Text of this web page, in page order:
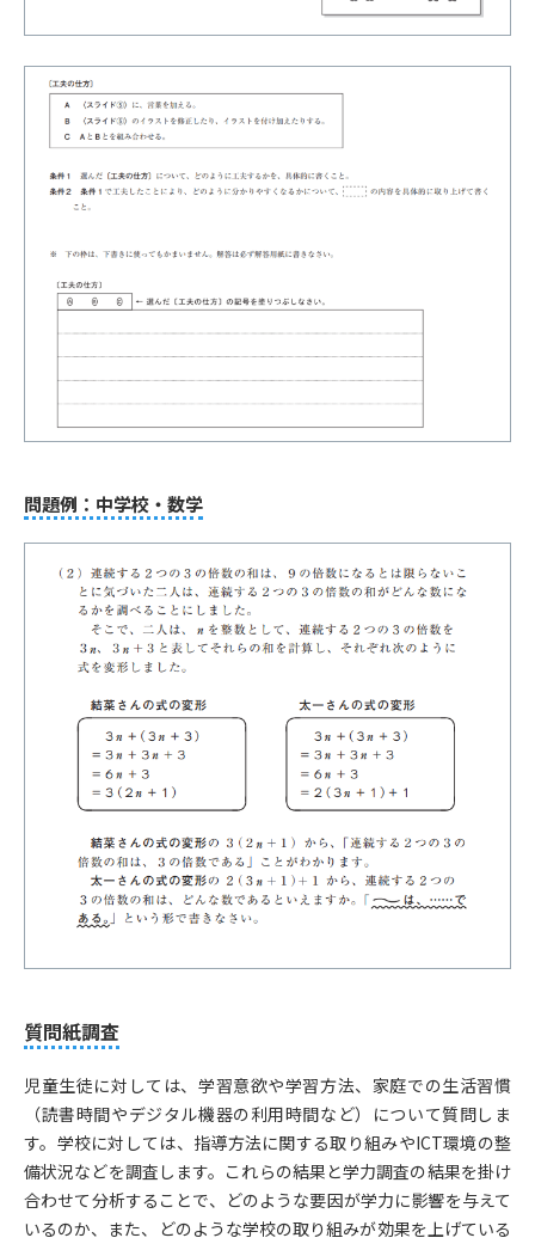
問題例：中学校・数学
質問紙調査
児童生徒に対しては、学習意欲や学習方法、家庭での生活習慣
（読書時間やデジタル機器の利用時間など）について質問しま
す。学校に対しては、指導方法に関する取り組みやICT環境の整
備状況などを調査します。これらの結果と学力調査の結果を掛け
合わせて分析することで、どのような要因が学力に影響を与えて
いるのか、また、どのような学校の取り組みが効果を上げている